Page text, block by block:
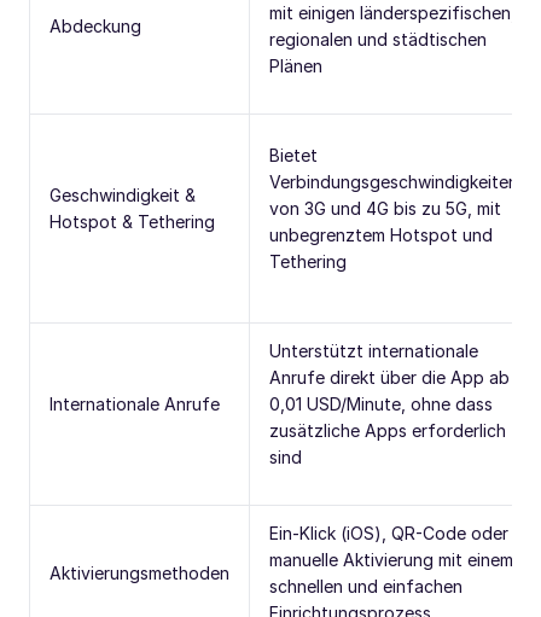
Abdeckung
mit einigen länderspezifischen,
regionalen und städtischen
Plänen
Geschwindigkeit &
Hotspot & Tethering
Bietet
Verbindungsgeschwindigkeiten
von 3G und 4G bis zu 5G, mit
unbegrenztem Hotspot und
Tethering
Internationale Anrufe
Unterstützt internationale
Anrufe direkt über die App ab
0,01 USD/Minute, ohne dass
zusätzliche Apps erforderlich
sind
Aktivierungsmethoden
Ein-Klick (iOS), QR-Code oder
manuelle Aktivierung mit einem
schnellen und einfachen
Einrichtungsprozess